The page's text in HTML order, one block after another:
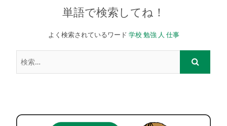
単語で検索してね！
よく検索されているワード 学校 勉強 人 仕事